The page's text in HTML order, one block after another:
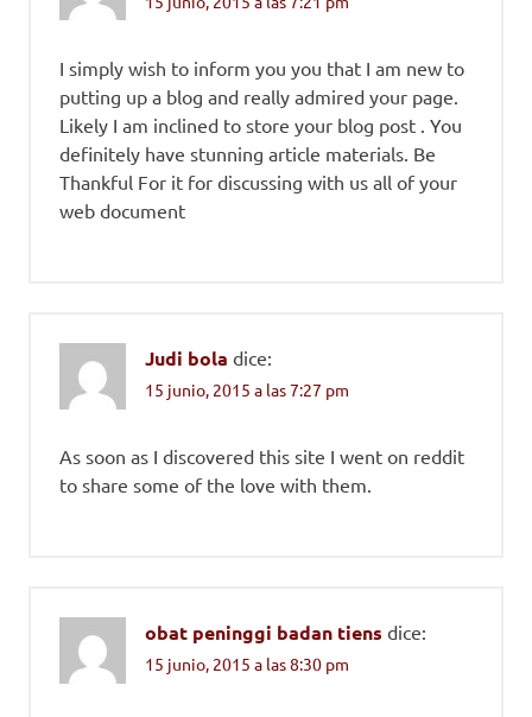
I simply wish to inform you you that I am new to
putting up a blog and really admired your page.
Likely I am inclined to store your blog post . You
definitely have stunning article materials. Be
Thankful For it for discussing with us all of your
web document
Judi bola dice:
15 junio, 2015 a las 7:27 pm
As soon as I discovered this site I went on reddit
to share some of the love with them.
obat peninggi badan tiens dice:
15 junio, 2015 a las 8:30 pm